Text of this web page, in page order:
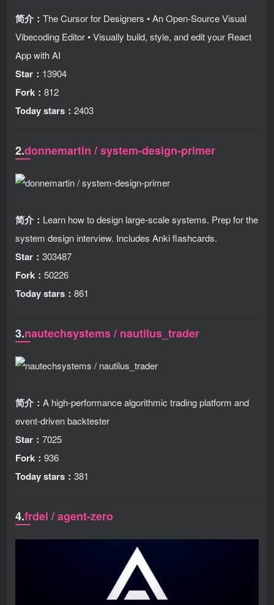
简介： The Cursor for Designers • An Open-Source Visual
Vibecoding Editor • Visually build, style, and edit your React
App with AI
Star： 13904
Fork： 812
Today stars： 2403
2.donnemartin / system-design-primer
简介： Learn how to design large-scale systems. Prep for the
system design interview. Includes Anki flashcards.
Star： 303487
Fork： 50226
Today stars： 861
3.nautechsystems / nautilus_trader
简介： A high-performance algorithmic trading platform and
event-driven backtester
Star： 7025
Fork： 936
Today stars： 381
4.frdel / agent-zero